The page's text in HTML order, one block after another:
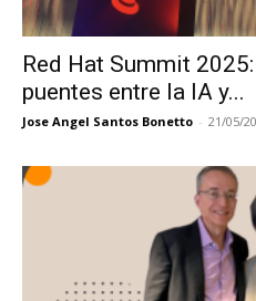
Red Hat Summit
puentes entre la IA y...
Jose Angel Santos Bonetto - 21/05/